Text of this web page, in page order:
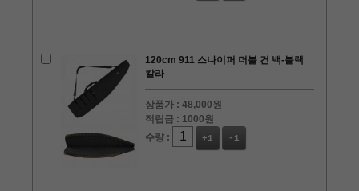
120cm 911 스나이퍼 더블 건 백-블랙
칼라
상품가 :48,000원
적립금 : 1000원
수량 :
+1 -1